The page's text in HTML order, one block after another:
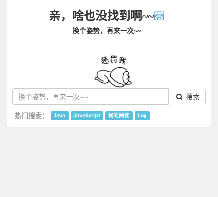
亲，啥也没找到啊~~
换个姿势，再来一次~~
搜索
热门搜索： Java JavaScript 我的阅读 Log